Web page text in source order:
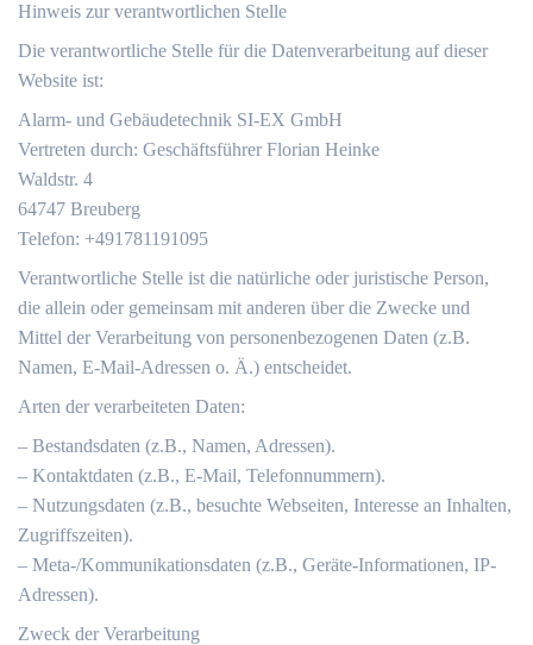
Hinweis zur verantwortlichen Stelle
Die verantwortliche Stelle für die Datenverarbeitung auf dieser
Website ist:
Alarm- und Gebäudetechnik SI-EX GmbH
Vertreten durch: Geschäftsführer Florian Heinke
Waldstr. 4
64747 Breuberg
Telefon: +491781191095
Verantwortliche Stelle ist die natürliche oder juristische Person,
die allein oder gemeinsam mit anderen über die Zwecke und
Mittel der Verarbeitung von personenbezogenen Daten (z.B.
Namen, E-Mail-Adressen o. Ä.) entscheidet.
Arten der verarbeiteten Daten:
– Bestandsdaten (z.B., Namen, Adressen).
– Kontaktdaten (z.B., E-Mail, Telefonnummern).
– Nutzungsdaten (z.B., besuchte Webseiten, Interesse an Inhalten,
Zugriffszeiten).
– Meta-/Kommunikationsdaten (z.B., Geräte-Informationen, IP-
Adressen).
Zweck der Verarbeitung